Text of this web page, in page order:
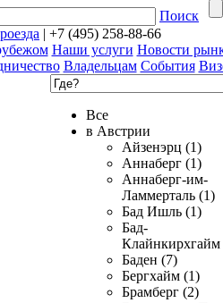
Поиск
| +7 (495) 258-88-66
Наши услуги Новости
Владельцам События
Все
в Австрии
Айзенэрц (1)
Аннаберг (1)
Аннаберг-им-
Ламмерталь (1)
Бад Ишль (1)
Бад-
Клайнкирхгайм
Баден (7)
Бергхайм (1)
Брамберг (2)